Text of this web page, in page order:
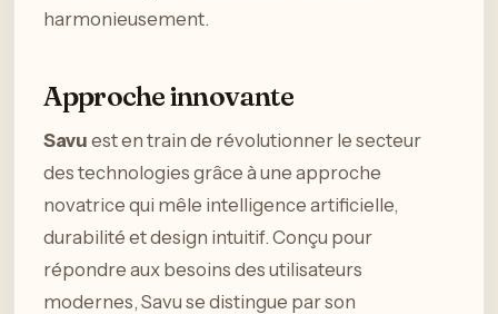
harmonieusement.
Approche innovante
Savu est en train de révolutionner le secteur
des technologies grâce à une approche
novatrice qui mêle intelligence artificielle,
durabilité et design intuitif. Conçu pour
répondre aux besoins des utilisateurs
modernes, Savu se distingue par son